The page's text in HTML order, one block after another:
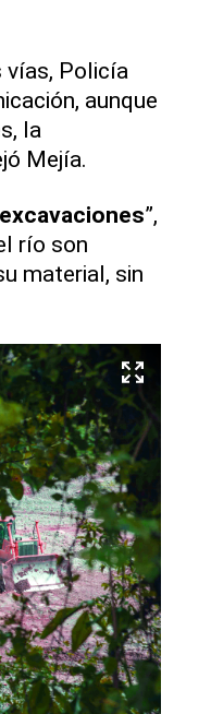
vías, Policía
aunque
la
Mejía.
excavaciones”,
río son
material, sin